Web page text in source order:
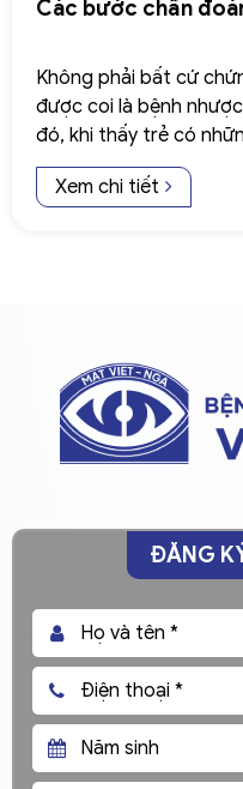
Các bước chẩn
Không phải bất cứ
được coi là bệnh
đó, khi thấy trẻ có
cần đưa con đến khám
khoa mắt uy tín.
Xem chi tiết
ĐĂNG